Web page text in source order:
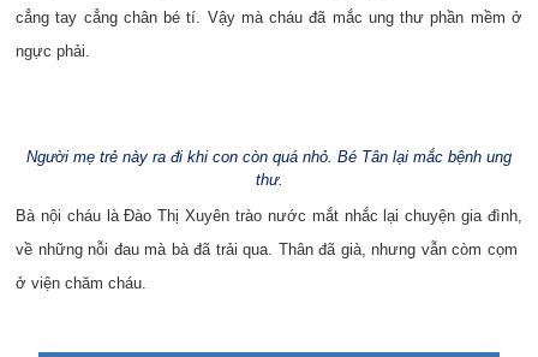
cẳng tay cẳng chân bé tí. Vậy mà cháu đã mắc ung thư phần mềm ở
ngực phải.
Người mẹ trẻ này ra đi khi con còn quá nhỏ. Bé Tân lại mắc bệnh ung
thư.
Bà nội cháu là Đào Thị Xuyên trào nước mắt nhắc lại chuyện gia đình,
về những nỗi đau mà bà đã trải qua. Thân đã già, nhưng vẫn còm cọm
ở viện chăm cháu.